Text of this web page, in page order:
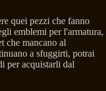
quei pezzi che fanno
emblemi per l'armatura,
che mancano al
a sfuggirti, potrai
per acquistarli dal